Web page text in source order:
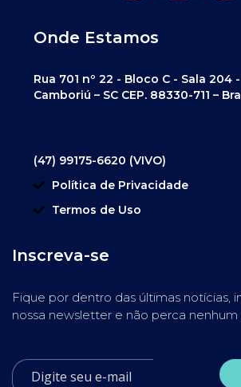
Onde Estamos
Rua 701 nº 22 - Bloco C - Sala 204
Camboriú – SC CEP. 88330-711 –
(47) 99175-6620 (VIVO)
Política de Privacidade
Termos de Uso
Inscreva-se
Fique por dentro das últimas notícias,
nossa newsletter e não perca nenhum